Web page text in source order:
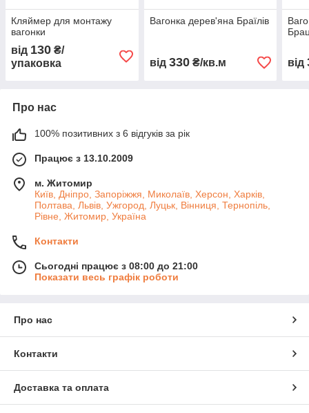
Кляймер для монтажу
вагонки
від 130 ₴/
упаковка
Вагонка дерев'яна Браїлів
від 330₴/кв.м від
Про нас
100% позитивних з 6 відгуків за рік
Працює з 13.10.2009
м. Житомир
Київ, Дніпро, Запоріжжя, Миколаїв, Херсон, Харків,
Полтава, Львів, Ужгород, Луцьк, Вінниця, Тернопіль,
Рівне, Житомир, Україна
Контакти
Сьогодні працює з 08:00 до 21:00
Показати весь графік роботи
Про нас
Контакти
Доставка та оплата